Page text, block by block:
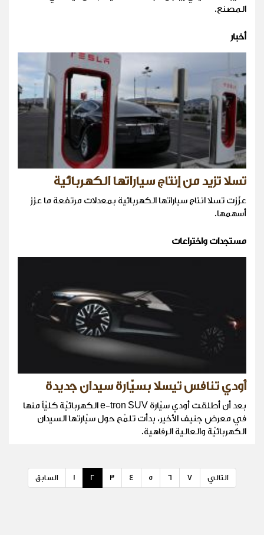
المصنع.
أخبار
تسلا تزيد من إنتاج سياراتها الكهربائية
عزّزت تسلا انتاج سياراتها الكهربائية بمعدلات مرتفعة ما عزز
أسهمها.
مستجدات واختراعات
أودي تنافس تيسلا بسيّارة سيدان جديدة
بعد أن أطلقت أودي سيّارة e-tron SUV الكهربائيّة كليّاً منها
في معرض جنيف الأخير، بدأت تلمّح حول سيّارتها السيدان
الكهربائيّة والعالية الرفاهية.
السابق 1 2 3 4 5 6 7 التالي